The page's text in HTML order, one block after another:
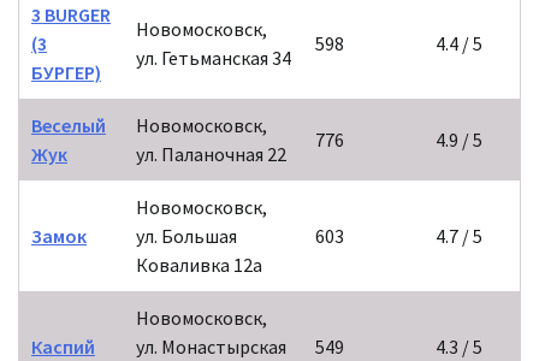
3 BURGER
(3
БУРГЕР)
Новомосковск,
ул. Гетьманская 34
598 4.4 / 5
Веселый
Жук
Новомосковск,
ул. Паланочная 22
776 4.9 / 5
Замок
Новомосковск,
ул. Большая
Коваливка 12а
603 4.7 / 5
Каспий
Новомосковск,
ул. Монастырская
549 4.3 / 5